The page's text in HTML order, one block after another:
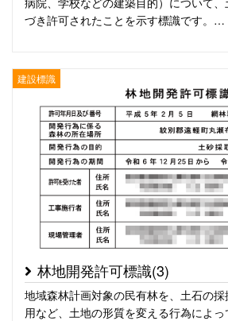
づき許可されたことを示す標識です。…
建設標識
林地開発許可標識(3)
地域森林計画対象の民有林を、土石の
用など、土地の形質を変える行為によ